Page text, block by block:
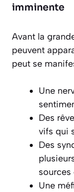
imminente
Avant la
peuvent
peut se
Une
Des
vifs qui
Des
sources
Une